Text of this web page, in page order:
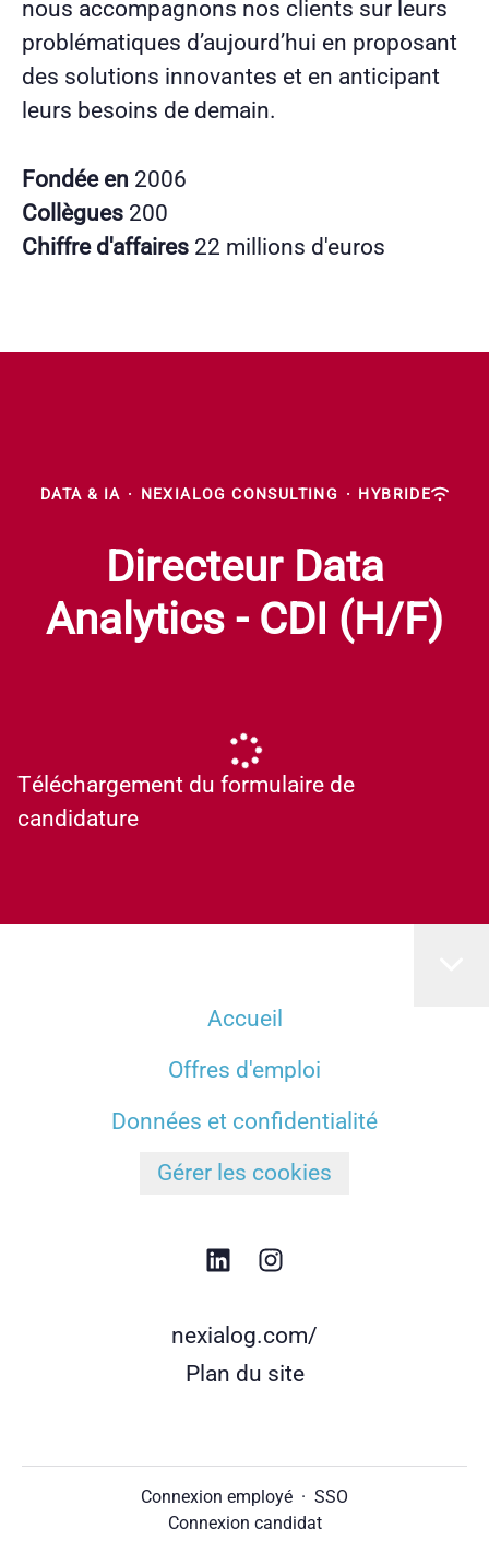
nous accompagnons nos clients sur leurs
problématiques d’aujourd’hui en proposant
des solutions innovantes et en anticipant
leurs besoins de demain.
Fondée en 2006
Collègues 200
Chiffre d'affaires 22 millions d'euros
DATA & IA · NEXIALOG CONSULTING · HYBRIDE
Directeur Data
Analytics - CDI (H/F)
Téléchargement du formulaire de
candidature
Accueil
Offres d'emploi
Données et confidentialité
Gérer les cookies
nexialog.com/
Plan du site
Connexion employé · SSO
Connexion candidat